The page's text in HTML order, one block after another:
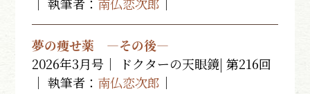
夢の痩せ薬 ―その後―
2026年3月号｜ ドクターの天眼鏡| 第216回
｜ 執筆者： 南仏恋次郎 ｜